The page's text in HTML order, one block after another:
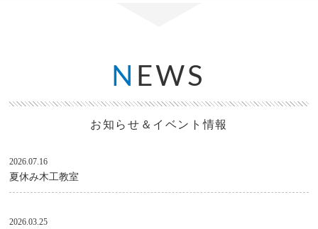
N EWS
お知らせ＆イベント情報
2026.07.16
夏休み木工教室
2026.03.25